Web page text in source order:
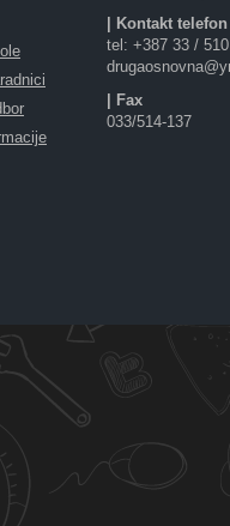
| Kontakt telefon
tel: +387 33 /
| Fax
033/514-137